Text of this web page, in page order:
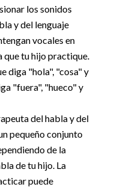
los sonidos
y del lenguaje
vocales en
que tu hijo practique.
diga "hola", "cosa" y
"fuera", "hueco" y
del habla y del
pequeño conjunto
de la
de tu hijo. La
puede